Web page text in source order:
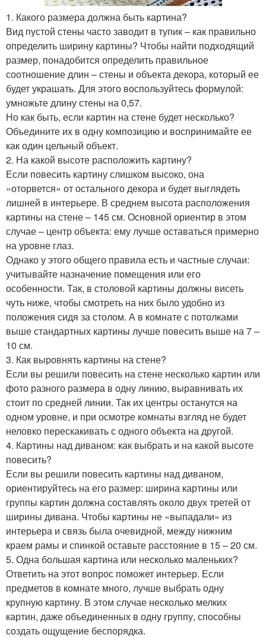
1. Какого размера должна быть картина?
Вид пустой стены часто заводит в тупик – как правильно
определить ширину картины? Чтобы найти подходящий
размер, понадобится определить правильное
соотношение длин – стены и объекта декора, который ее
будет украшать. Для этого воспользуйтесь формулой:
умножьте длину стены на 0,57.
Но как быть, если картин на стене будет несколько?
Объедините их в одну композицию и воспринимайте ее
как один цельный объект.
2. На какой высоте расположить картину?
Если повесить картину слишком высоко, она
«оторвется» от остального декора и будет выглядеть
лишней в интерьере. В среднем высота расположения
картины на стене – 145 см. Основной ориентир в этом
случае – центр объекта: ему лучше оставаться примерно
на уровне глаз.
Однако у этого общего правила есть и частные случаи:
учитывайте назначение помещения или его
особенности. Так, в столовой картины должны висеть
чуть ниже, чтобы смотреть на них было удобно из
положения сидя за столом. А в комнате с потолками
выше стандартных картины лучше повесить выше на 7 –
10 см.
3. Как выровнять картины на стене?
Если вы решили повесить на стене несколько картин или
фото разного размера в одну линию, выравнивать их
стоит по средней линии. Так их центры останутся на
одном уровне, и при осмотре комнаты взгляд не будет
неловко перескакивать с одного объекта на другой.
4. Картины над диваном: как выбрать и на какой высоте
повесить?
Если вы решили повесить картины над диваном,
ориентируйтесь на его размер: ширина картины или
группы картин должна составлять около двух третей от
ширины дивана. Чтобы картины не «выпадали» из
интерьера и связь была очевидной, между нижним
краем рамы и спинкой оставьте расстояние в 15 – 20 см.
5. Одна большая картина или несколько маленьких?
Ответить на этот вопрос поможет интерьер. Если
предметов в комнате много, лучше выбрать одну
крупную картину. В этом случае несколько мелких
картин, даже объединенных в одну группу, способны
создать ощущение беспорядка.